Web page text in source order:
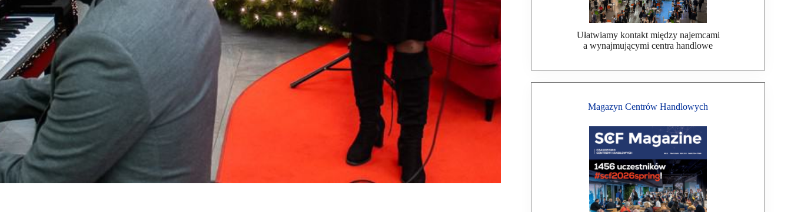
Ułatwiamy kontakt między najemcami
a wynajmującymi centra handlowe
Magazyn Centrów Handlowych